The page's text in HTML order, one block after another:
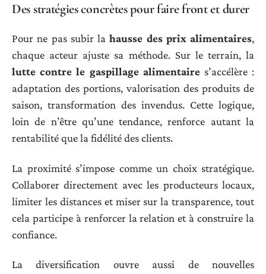
Des stratégies concrètes pour faire front et durer
Pour ne pas subir lahausse des prix alimentaires,
chaque acteur ajuste sa méthode. Sur le terrain, la
lutte contre le gaspillage alimentaires’accélère :
adaptation des portions, valorisation des produits de
saison, transformation des invendus. Cette logique,
loin de n’être qu’une tendance, renforce autant la
rentabilité que la fidélité des clients.
La proximité s’impose comme un choix stratégique.
Collaborer directement avec les producteurs locaux,
limiter les distances et miser sur la transparence, tout
cela participe à renforcer la relation et à construire la
confiance.
La diversification ouvre aussi de nouvelles